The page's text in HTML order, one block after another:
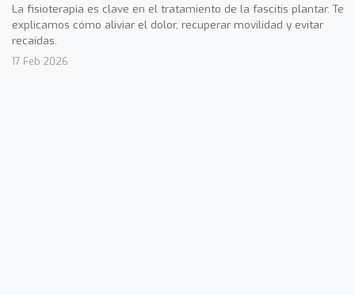
La fisioterapia es clave en el tratamiento de la fascitis plantar. Te
explicamos cómo aliviar el dolor, recuperar movilidad y evitar
recaídas.
17 Feb 2026